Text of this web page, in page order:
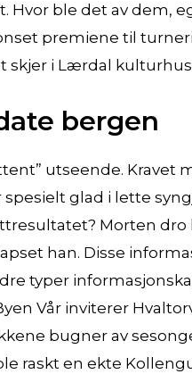
ble det av dem,
premiene til
skjer i Lærdal
bergen
utseende. Kravet
glad i lette
Morten
han. Disse
typer
Vår inviterer
bugner av
raskt en ekte